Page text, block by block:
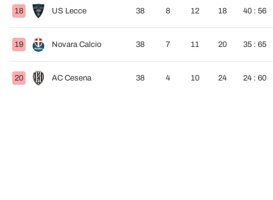
18 US Lecce 38 8 12 18 40 : 56
19 Novara Calcio 38 7 11 20 35 : 65
20 AC Cesena 38 4 10 24 24 : 60